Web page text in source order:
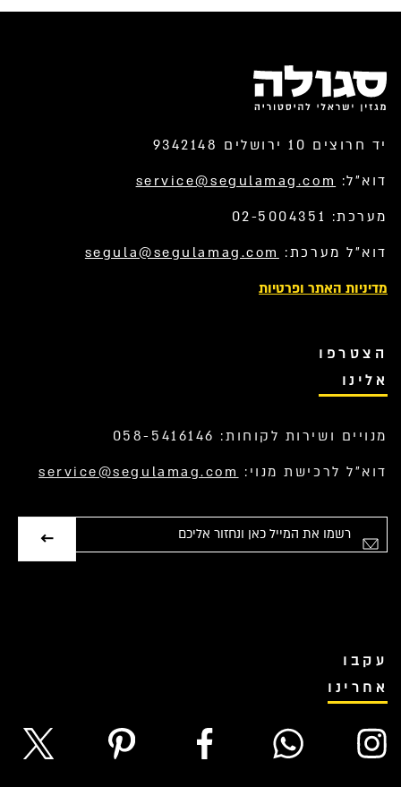
יד חרוצים 10 ירושלים 9342148
דוא”ל:service@segulamag.com
מערכת: 02-5004351
דוא”ל מערכת:segula@segulamag.com
מדיניות האתר ופרטיות
הצטרפו
אלינו
מנויים ושירות לקוחות: 058-5416146
דוא”ל לרכישת מנוי:service@segulamag.com
עקבו
אחרינו